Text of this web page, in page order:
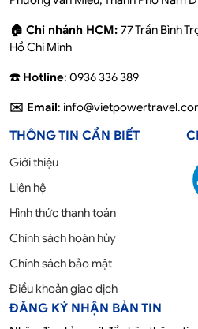
🏠 Chi nhánh HCM: 77 Trần Bình
Hồ Chí Minh
☎️ Hotline: 0936 336 389
✉️ Email:
THÔNG TIN CẦN BIẾT
Giới thiệu
Liên hệ
Hình thức thanh toán
Chính sách hoàn hủy
Chính sách bảo mật
Điều khoản giao dịch
ĐĂNG KÝ NHẬN BẢN TIN